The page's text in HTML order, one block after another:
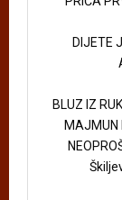
BLUZ IZ